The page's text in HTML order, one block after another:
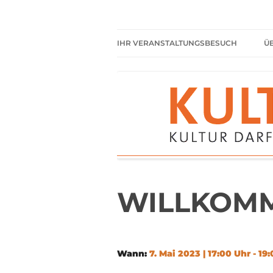
IHR VERANSTALTUNGSBESUCH
HIER HABEN SIE IMMER
FREIEN EINTRITT
SHARED READING
REGELN FÜR KULTURPARKETT
Wann: 7. Mai 2023 | 17:00 Uhr -